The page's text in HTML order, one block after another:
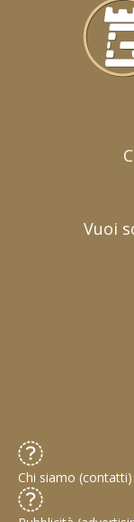
Vuoi
Chi siamo (contatti)